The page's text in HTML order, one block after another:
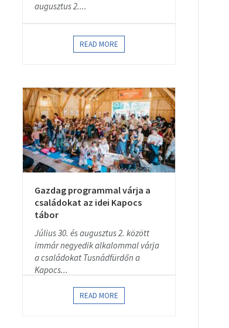
augusztus 2....
READ MORE
Gazdag programmal várja a
családokat az idei Kapocs
tábor
Július 30. és augusztus 2. között
immár negyedik alkalommal várja
a családokat Tusnádfürdőn a
Kapocs...
READ MORE